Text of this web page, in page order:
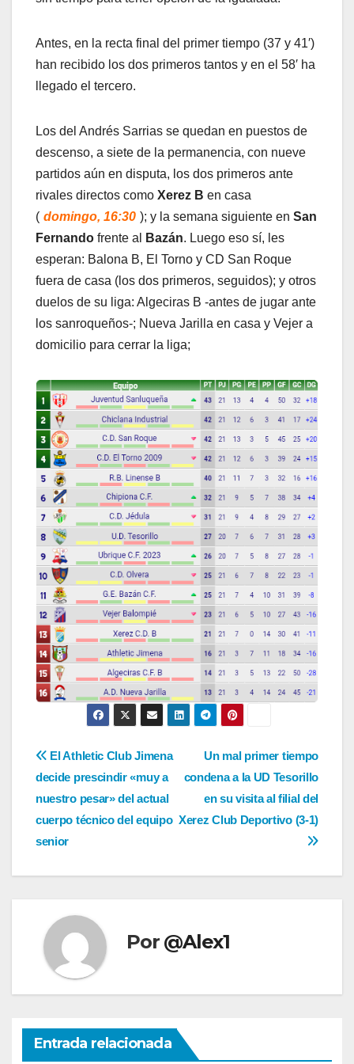
Antes, en la recta final del primer tiempo (37 y 41′)
han recibido los dos primeros tantos y en el 58′ ha
llegado el tercero.
Los del Andrés Sarrias se quedan en puestos de
descenso, a siete de la permanencia, con nueve
partidos aún en disputa, los dos primeros ante
rivales directos como Xerez B en casa
( domingo, 16:30 ); y la semana siguiente en San
Fernando frente al Bazán. Luego eso sí, les
esperan: Balona B, El Torno y CD San Roque
fuera de casa (los dos primeros, seguidos); y otros
duelos de su liga: Algeciras B -antes de jugar ante
los sanroqueños-; Nueva Jarilla en casa y Vejer a
domicilio para cerrar la liga;
Navegación
de
entradas
Un mal primer tiempo
condena a la UD Tesorillo
en su visita al filial del
Xerez Club Deportivo (3-1)
El Athletic Club Jimena
decide prescindir «muy a
nuestro pesar» del actual
cuerpo técnico del equipo
senior
Por @Alex1
Entrada relacionada